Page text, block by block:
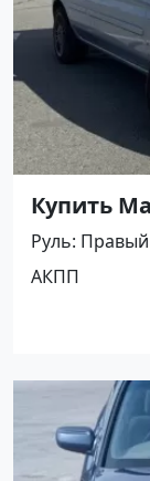
Купить
(1300/83
цене
№27438
Руль Правый
АКПП